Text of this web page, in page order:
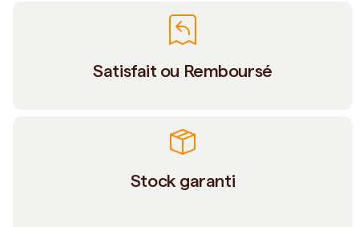
Satisfait ou Remboursé
Stock garanti